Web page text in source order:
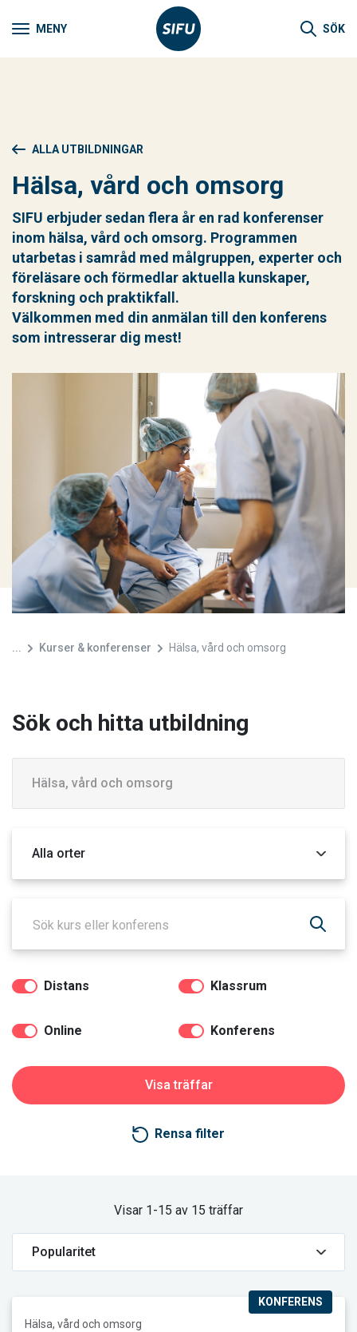
MENY SÖK
ALLA UTBILDNINGAR
Hälsa, vård och omsorg
SIFU erbjuder sedan flera år en rad konferenser
inom hälsa, vård och omsorg. Programmen
utarbetas i samråd med målgruppen, experter och
föreläsare och förmedlar aktuella kunskaper,
forskning och praktikfall.
Välkommen med din anmälan till den konferens
som intresserar dig mest!
... Kurser & konferenser Hälsa, vård och omsorg
Sök och hitta utbildning
Distans Klassrum
Online Konferens
Rensa filter
Visar 1-15 av 15 träffar
KONFERENS
Hälsa, vård och omsorg